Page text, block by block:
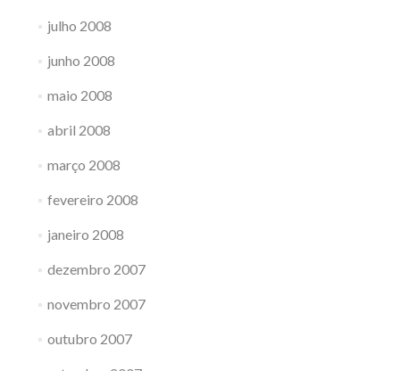
julho 2008
junho 2008
maio 2008
abril 2008
março 2008
fevereiro 2008
janeiro 2008
dezembro 2007
novembro 2007
outubro 2007